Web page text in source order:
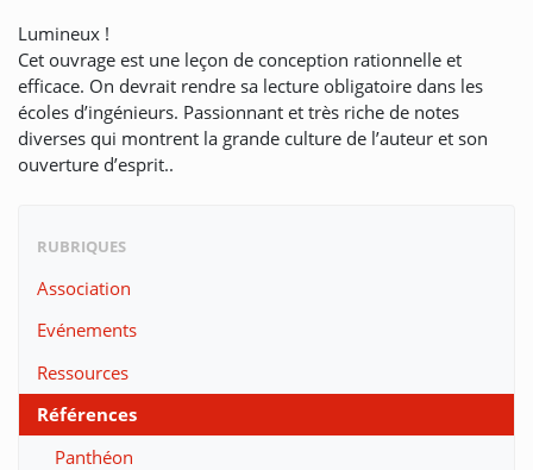
Lumineux !
Cet ouvrage est une leçon de conception rationnelle et
efficace. On devrait rendre sa lecture obligatoire dans les
écoles d’ingénieurs. Passionnant et très riche de notes
diverses qui montrent la grande culture de l’auteur et son
ouverture d’esprit..
RUBRIQUES
Association
Evénements
Ressources
Références
Panthéon